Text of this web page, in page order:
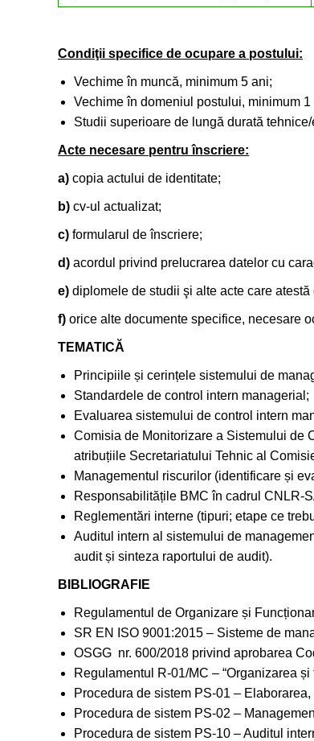
Condiţii specifice de ocupare a postului:
Vechime în muncă, minimum 5 ani;
Vechime în domeniul postului, minimum 1
Studii superioare de lungă durată
Acte necesare pentru înscriere:
a) copia actului de identitate;
b) cv-ul actualizat;
c) formularul de înscriere;
d) acordul privind prelucrarea datelor cu
e) diplomele de studii şi alte acte care
f) orice alte documente specifice, necesare
TEMATICĂ
Principiile și cerințele sistemului de
Standardele de control intern managerial;
Evaluarea sistemului de control intern
Comisia de Monitorizare a Sistemului de
atribuțiile Secretariatului Tehnic al
Managementul riscurilor (identificare și
Responsabilitățile BMC în cadrul CNLR-
Reglementări interne (tipuri; etape ce
Auditul intern al sistemului de
audit și sinteza raportului de audit).
BIBLIOGRAFIE
Regulamentul de Organizare și
SR EN ISO 9001:2015 – Sisteme de
OSGG nr. 600/2018 privind aprobarea
Regulamentul R-01/MC – “Organizarea
Procedura de sistem PS-01 –
Procedura de sistem PS-02 –
Procedura de sistem PS-10 – Auditul